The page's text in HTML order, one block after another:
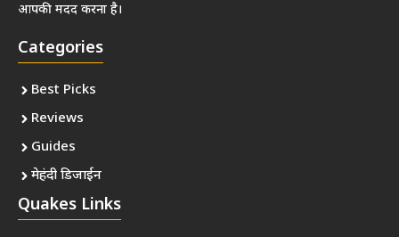
आपकी मदद करना है।
Categories
Best Picks
Reviews
Guides
मेहंदी डिजाईन
Quakes Links